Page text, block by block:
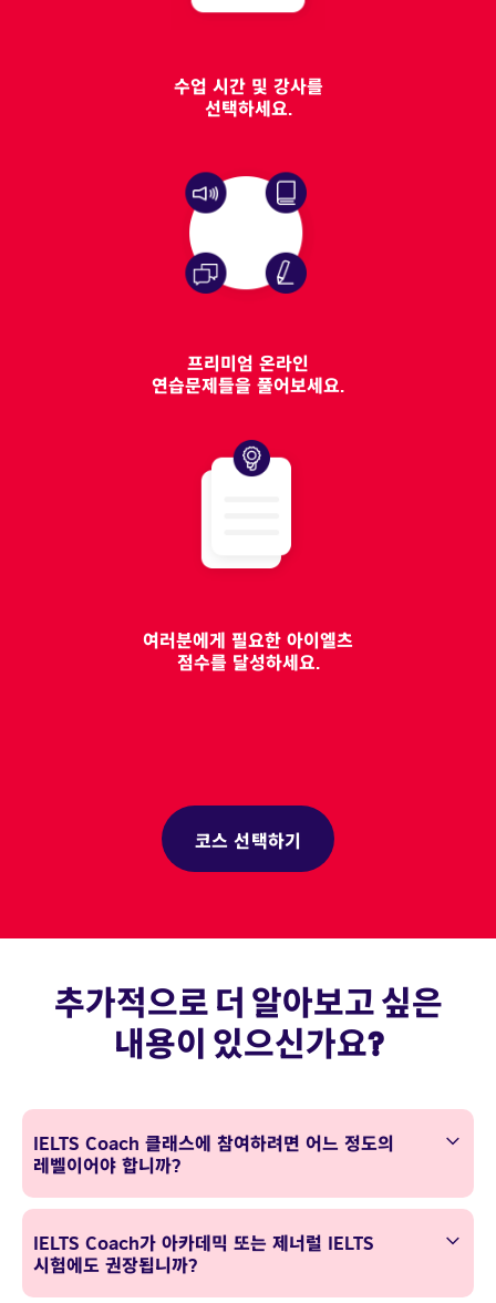
수업 시간 및 강사를
선택하세요.
프리미엄 온라인
연습문제들을 풀어보세요.
여러분에게 필요한 아이엘츠
점수를 달성하세요.
코스 선택하기
추가적으로 더 알아보고 싶은
내용이 있으신가요?
IELTS Coach 클래스에 참여하려면 어느 정도의
레벨이어야 합니까?
IELTS Coach가 아카데믹 또는 제너럴 IELTS
시험에도 권장됩니까?